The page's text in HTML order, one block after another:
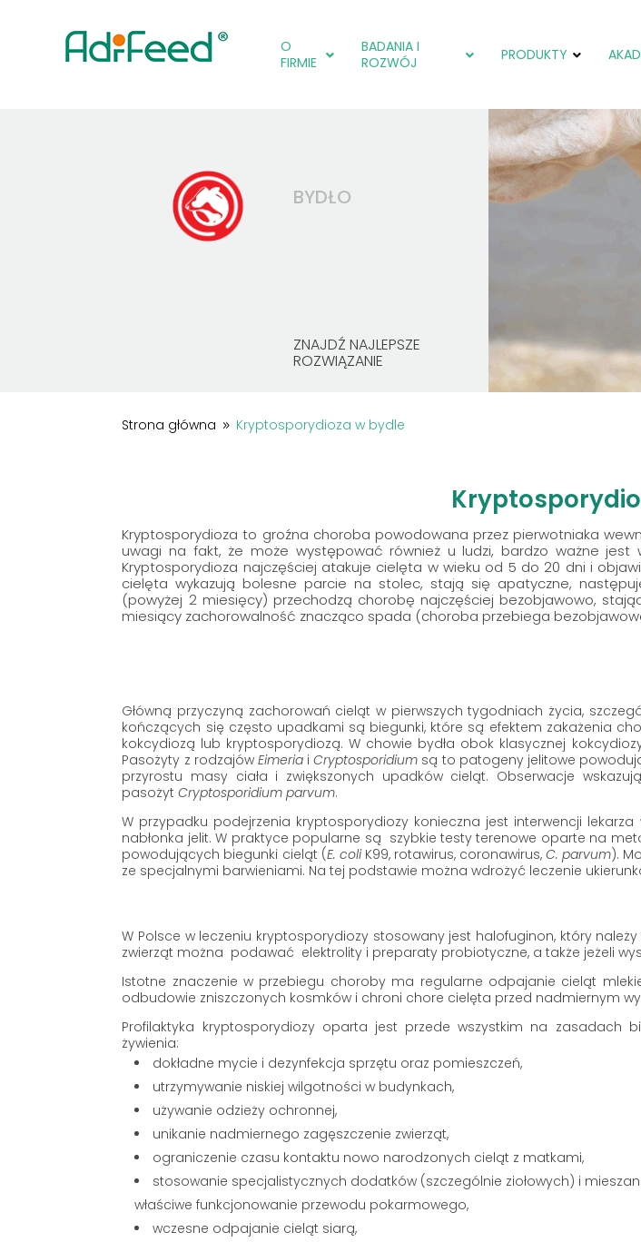
O
FIRMIE
BADANIA I
ROZWÓJ
PRODUKTY
Kokcydioza
Kolibakterioza
BYDŁO
ZNAJDŹ NAJLEPSZE
ROZWIĄZANIE
Strona główna 9 Kryptosporydioza w bydle
Kryptosporydioza to groźna choroba powodowana przez pierwotniaka
uwagi na fakt, że może występować również u ludzi, bardzo ważne
Kryptosporydioza najczęściej atakuje cielęta w wieku od 5 do 20 dni i
cielęta wykazują bolesne parcie na stolec, stają się apatyczne,
(powyżej 2 miesięcy) przechodzą chorobę najczęściej bezobjawowo,
miesiący zachorowalność znacząco spada (choroba przebiega
Główną przyczyną zachorowań cieląt w pierwszych tygodniach życia,
kończących się często upadkami są biegunki, które są efektem zakażenia
kokcydiozą lub kryptosporydiozą. W chowie bydła obok klasycznej
Pasożyty z rodzajów EimeriaiCryptosporidium są to patogeny jelitowe
przyrostu masy ciała i zwiększonych upadków cieląt. Obserwacje
pasożytCryptosporidium parvum.
W przypadku podejrzenia kryptosporydiozy konieczna jest interwencji
nabłonka jelit. W praktyce popularne są szybkie testy terenowe oparte na
powodujących biegunki cieląt (E. coliK99, rotawirus, coronawirus, C. parvum).
ze specjalnymi barwieniami. Na tej podstawie można wdrożyć leczenie
W Polsce w leczeniu kryptosporydiozy stosowany jest halofuginon, który
zwierząt można podawać elektrolity i preparaty probiotyczne, a także jeżeli
Istotne znaczenie w przebiegu choroby ma regularne odpajanie cieląt
odbudowie zniszczonych kosmków i chroni chore cielęta przed nadmiernym
Profilaktyka kryptosporydiozy oparta jest przede wszystkim na zasadach
żywienia:
dokładne mycie i dezynfekcja sprzętu oraz pomieszczeń,
utrzymywanie niskiej wilgotności w budynkach,
używanie odzieży ochronnej,
unikanie nadmiernego zagęszczenie zwierząt,
ograniczenie czasu kontaktu nowo narodzonych cieląt z matkami,
stosowanie specjalistycznych dodatków (szczególnie ziołowych) i
właściwe funkcjonowanie przewodu pokarmowego,
wczesne odpajanie cieląt siarą,